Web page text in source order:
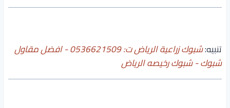
تنبيه:
شبوك زراعية الرياض ت: 0536621509 - افضل مقاول
شبوك - شبوك رخيصه الرياض